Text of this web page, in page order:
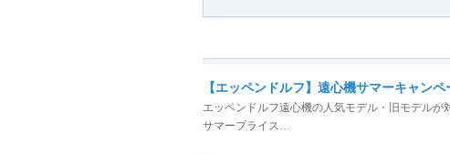
【エッペンドルフ】遠心機サマーキャンペ
エッペンドルフ遠心機の人気モデル・旧モデル
サマープライス…